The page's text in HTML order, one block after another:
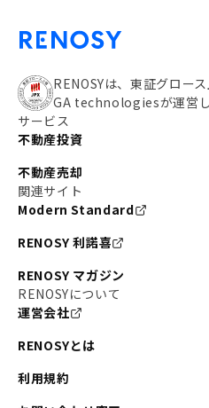
RENOSYは、東証グロー
GA technologiesが運営し
サービス
不動産投資
不動産売却
関連サイト
Modern Standard
RENOSY 利諾喜
RENOSY マガジン
RENOSYについて
運営会社
RENOSYとは
利用規約